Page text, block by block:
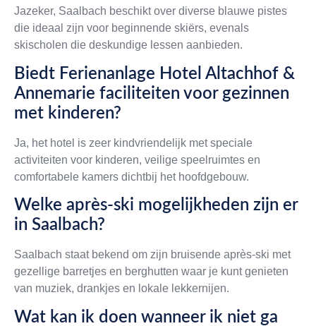
Jazeker, Saalbach beschikt over diverse blauwe pistes
die ideaal zijn voor beginnende skiërs, evenals
skischolen die deskundige lessen aanbieden.
Biedt Ferienanlage Hotel Altachhof &
Annemarie faciliteiten voor gezinnen
met kinderen?
Ja, het hotel is zeer kindvriendelijk met speciale
activiteiten voor kinderen, veilige speelruimtes en
comfortabele kamers dichtbij het hoofdgebouw.
Welke après-ski mogelijkheden zijn er
in Saalbach?
Saalbach staat bekend om zijn bruisende après-ski met
gezellige barretjes en berghutten waar je kunt genieten
van muziek, drankjes en lokale lekkernijen.
Wat kan ik doen wanneer ik niet ga